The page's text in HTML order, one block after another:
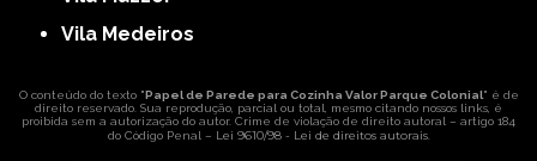
Vila Medeiros
O conteúdo do texto "Papel de Parede para Cozinha Valor Parque Colonial" é de
direito reservado. Sua reprodução, parcial ou total, mesmo citando nossos links, é
proibida sem a autorização do autor. Crime de violação de direito autoral – artigo 184
do Código Penal – Lei 9610/98 - Lei de direitos autorais.